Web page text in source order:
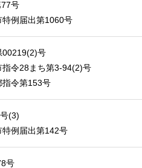
号
特例届出第1060号
00219(2)号
指令28まち第3-94(2)号
指令第153号
(3)
特例届出第142号
号